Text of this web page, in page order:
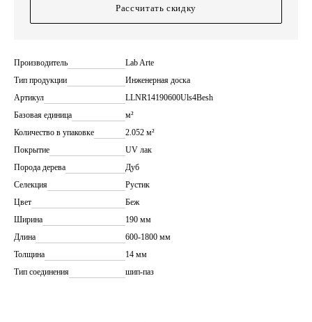
Рассчитать скидку
Производитель
Lab Arte
Тип продукции
Инженерная доска
Артикул
LLNR14190600Uls4Besh
Базовая единица
м²
Количество в упаковке
2.052 м²
Покрытие
UV лак
Порода дерева
Дуб
Селекция
Рустик
Цвет
Беж
Ширина
190 мм
Длина
600-1800 мм
Толщина
14 мм
Тип соединения
шип-паз